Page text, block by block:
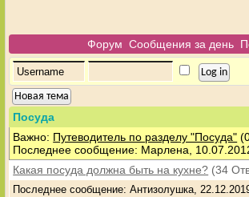
Форум Сообщения за день
Новая тема
Посуда
Важно: Путеводитель по разделу "Посуда"
Последнее сообщение: Марлена,
Какая посуда должна быть на кухне? (34
Последнее сообщение: Антизолушка,